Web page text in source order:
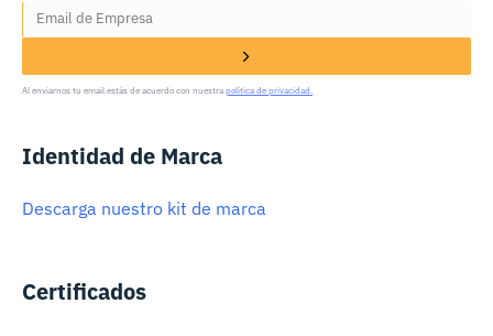
Al enviarnos tu email estás de acuerdo con nuestra política de privacidad.
Identidad de Marca
Descarga nuestro kit de marca
Certificados